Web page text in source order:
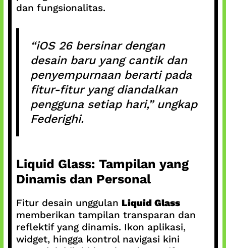
dan fungsionalitas.
“iOS 26 bersinar dengan
desain baru yang cantik dan
penyempurnaan berarti pada
fitur-fitur yang diandalkan
pengguna setiap hari,”ungkap
Federighi.
Liquid Glass: Tampilan yang
Dinamis dan Personal
Fitur desain unggulan Liquid Glass
memberikan tampilan transparan dan
reflektif yang dinamis. Ikon aplikasi,
widget, hingga kontrol navigasi kini